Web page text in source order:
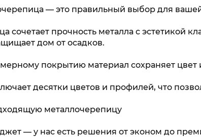
— это правильный выбор для
сочетает прочность металла с эстетикой
дом от осадков.
покрытию материал сохраняет цвет
десятки цветов и профилей, что
металлочерепицу
— у нас есть решения от эконом до